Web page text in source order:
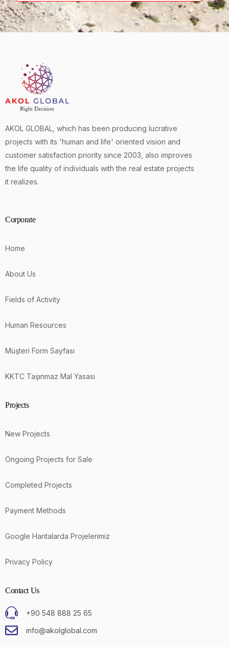
AKOL GLOBAL, which has been producing lucrative
projects with its 'human and life' oriented vision and
customer satisfaction priority since 2003, also improves
the life quality of individuals with the real estate projects
it realizes.
Corporate
Home
About Us
Fields of Activity
Human Resources
Müşteri Form Sayfası
KKTC Taşınmaz Mal Yasası
Projects
New Projects
Ongoing Projects for Sale
Completed Projects
Payment Methods
Google Haritalarda Projelerimiz
Privacy Policy
Contact Us
+90 548 888 25 65
info@akolglobal.com